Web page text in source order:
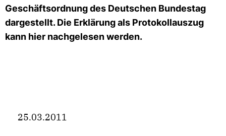
Geschäftsordnung des Deutschen Bundestag
dargestellt. Die Erklärung als Protokollauszug
kann hier nachgelesen werden.
25.03.2011